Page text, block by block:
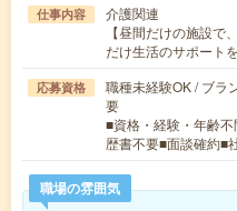
仕事内容
介護関連
【昼間だけの施設で
だけ生活のサポート
応募資格
職種未経験OK / ブラ
要
■資格・経験・年齢
歴書不要■面談確約■
職場の雰囲気